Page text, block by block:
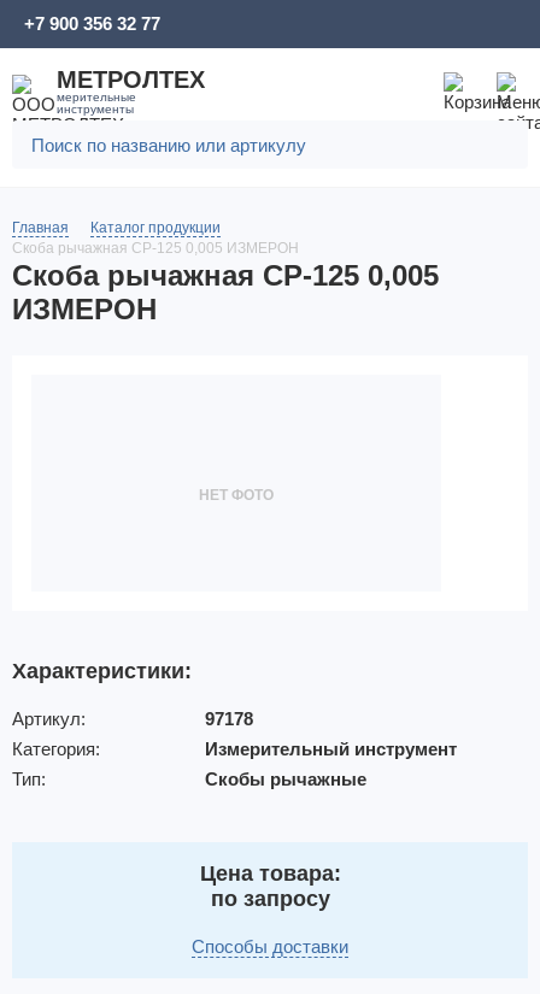
МЕТРОЛТЕХ
мерительные
инструменты
+7 900 356 32 77
Главная
Каталог продукции
Скоба рычажная СР-125 0,005 ИЗМЕРОН
Скоба рычажная СР-125 0,005
ИЗМЕРОН
НЕТ ФОТО
Характеристики:
Артикул:
97178
Категория:
Измерительный инструмент
Тип:
Скобы рычажные
Цена товара:
по запросу
Способы доставки